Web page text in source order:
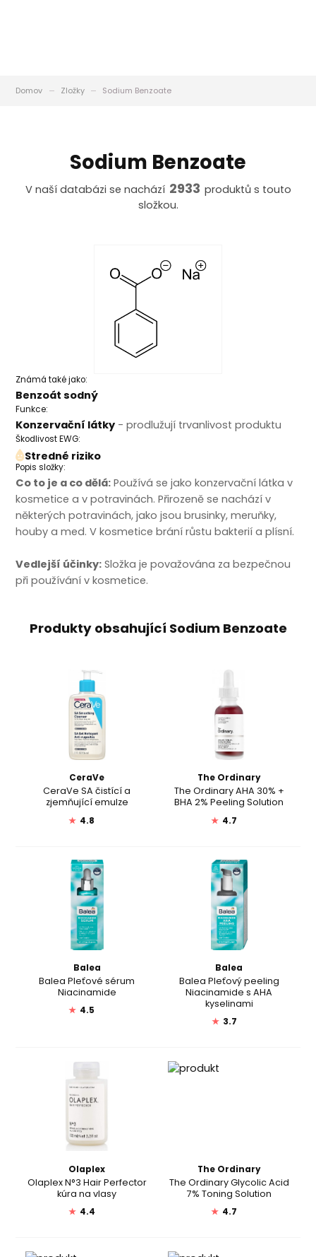
Domov Zložky Sodium Benzoate
Sodium Benzoate
V naší databázi se nachází 2933 produktů s touto
složkou.
Známá také jako:
Benzoát sodný
Funkce:
Konzervační látky - prodlužují trvanlivost produktu
Škodlivost EWG:
Stredné riziko
Popis složky:
Co to je a co dělá: Používá se jako konzervační látka v
kosmetice a v potravinách. Přirozeně se nachází v
některých potravinách, jako jsou brusinky, meruňky,
houby a med. V kosmetice brání růstu bakterií a plísní.
Vedlejší účinky: Složka je považována za bezpečnou
při používání v kosmetice.
Produkty obsahující Sodium Benzoate
CeraVe
CeraVe SA čistící a
zjemňující emulze
★ 4.8
The Ordinary
The Ordinary AHA 30% +
BHA 2% Peeling Solution
★ 4.7
Balea
Balea Pleťové sérum
Niacinamide
★ 4.5
Balea
Balea Pleťový peeling
Niacinamide s AHA
kyselinami
★ 3.7
Olaplex
Olaplex N°3 Hair Perfector
kúra na vlasy
★ 4.4
The Ordinary
The Ordinary Glycolic Acid
7% Toning Solution
★ 4.7